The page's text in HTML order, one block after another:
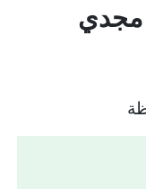
(202) - مجدي